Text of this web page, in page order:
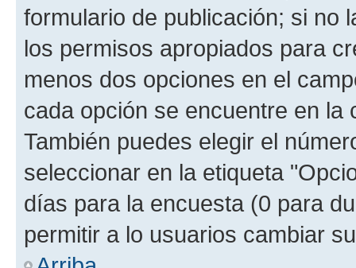
formulario de publicación; si no
los permisos apropiados para
menos dos opciones en el
cada opción se encuentre en
También puedes elegir el
seleccionar en la etiqueta
días para la encuesta (0 para
permitir a lo usuarios cambiar